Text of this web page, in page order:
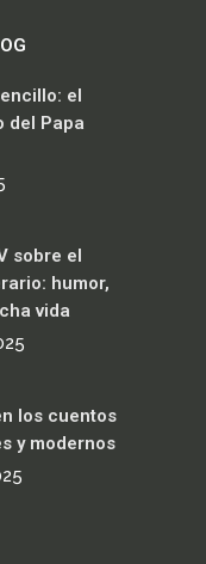
el
del Papa
sobre el
humor,
vida
los cuentos
y modernos